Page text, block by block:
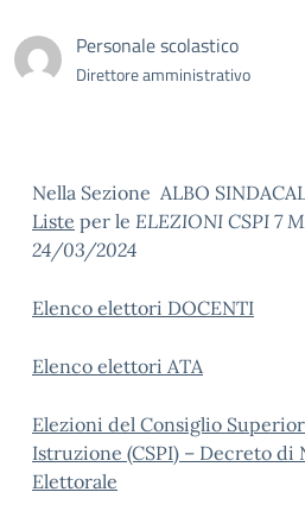
Personale scolastico
Direttore amministrativo
Nella Sezione ALBO
Liste per le ELEZIONI CSPI 7
24/03/2024
Elenco elettori DOCENTI
Elenco elettori ATA
Elezioni del Consiglio
Istruzione (CSPI) – Decreto di
Elettorale